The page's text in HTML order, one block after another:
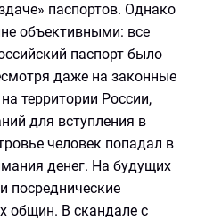
паспортов. Однако
объективными: все
паспорт было
даже на законные
территории России,
для вступления в
человек попадал в
денег. На будущих
посреднические
общин. В скандале с